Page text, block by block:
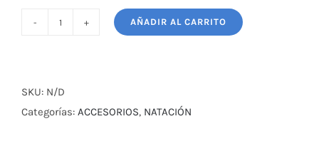
PISCINA
1,60
AÑADIR AL CARRITO
SKU: N/D
Categorías: ACCESORIOS, NATACIÓN